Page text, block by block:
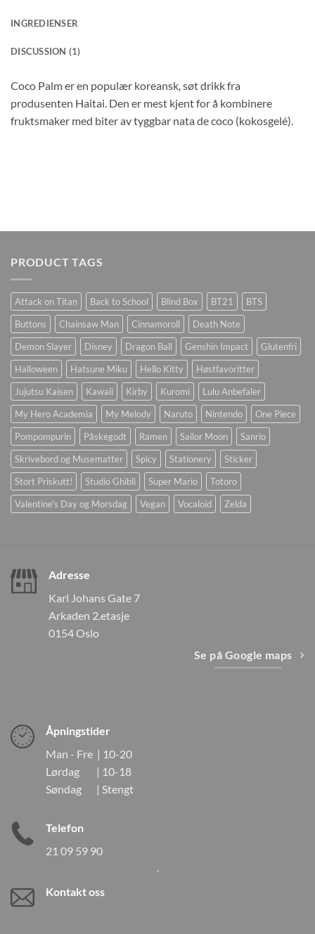
INGREDIENSER
DISCUSSION (1)
Coco Palm er en populær koreansk, søt drikk fra
produsenten Haitai. Den er mest kjent for å kombinere
fruktsmaker med biter av tyggbar nata de coco (kokosgelé).
PRODUCT TAGS
Attack on Titan Back to School Blind Box BT21
BTS
Buttons
Chainsaw Man Cinnamoroll
Death Note
Demon Slayer
Disney Dragon Ball Genshin Impact
Glutenfri
Halloween
Hatsune Miku Hello Kitty
Høstfavoritter
Jujutsu Kaisen
Kawaii Kirby Kuromi
Lulu Anbefaler
My Hero Academia
My Melody Naruto Nintendo
One Piece
Pompompurin
Påskegodt Ramen Sailor Moon
Sanrio
Skrivebord og Musematter
Spicy Stationery
Sticker
Stort Priskutt!
Studio Ghibli Super Mario
Totoro
Valentine's Day og Morsdag
Vegan Vocaloid Zelda
Adresse
Karl Johans Gate 7
Arkaden 2.etasje
0154 Oslo
Se på Google maps
Åpningstider
Man - Fre | 10-20
Lørdag | 10-18
Søndag | Stengt
Telefon
21 09 59 90
Kontakt oss